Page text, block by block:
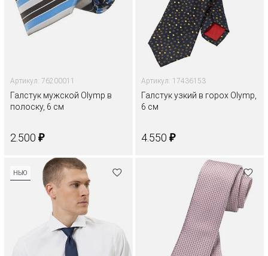
Артикул: 76200011
Галстук мужской Olymp в
полоску, 6 см
2.500 ₽
Артикул: 17436153
Галстук узкий в горох Olymp,
6 см
4.550 ₽
НЬЮ